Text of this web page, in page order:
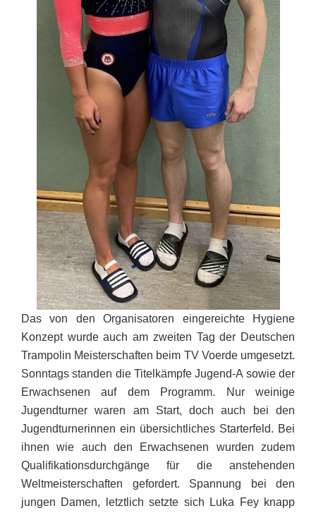
Das von den Organisatoren eingereichte Hygiene
Konzept wurde auch am zweiten Tag der Deutschen
Trampolin Meisterschaften beim TV Voerde umgesetzt.
Sonntags standen die Titelkämpfe Jugend-A sowie der
Erwachsenen auf dem Programm. Nur weinige
Jugendturner waren am Start, doch auch bei den
Jugendturnerinnen ein übersichtliches Starterfeld. Bei
ihnen wie auch den Erwachsenen wurden zudem
Qualifikationsdurchgänge für die anstehenden
Weltmeisterschaften gefordert. Spannung bei den
jungen Damen, letztlich setzte sich Luka Fey knapp